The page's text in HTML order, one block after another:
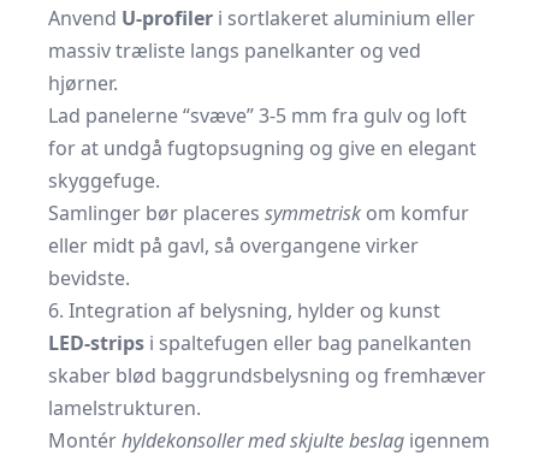
Anvend U-profiler i sortlakeret aluminium eller
massiv træliste langs panelkanter og ved
hjørner.
Lad panelerne “svæve” 3-5 mm fra gulv og loft
for at undgå fugtopsugning og give en elegant
skygge­fuge.
Samlinger bør placeres symmetrisk om komfur
eller midt på gavl, så overgangene virker
bevidste.
6. Integration af belysning, hylder og kunst
LED-strips i spaltefugen eller bag panelkanten
skaber blød baggrundsbelysning og fremhæver
lamelstrukturen.
Montérhyldekonsoller med skjulte beslag igennem